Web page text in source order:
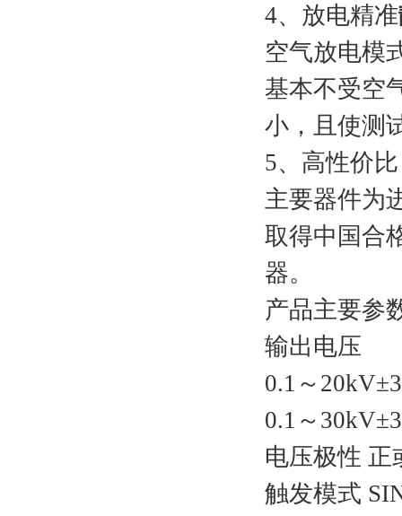
4、放电精准
空气放电模
基本不受空
小，且使测
5、高性价比
主要器件为
取得中国合
器。
产品主要参
输出电压
0.1～
0.1～
电压极性 正
触发模式